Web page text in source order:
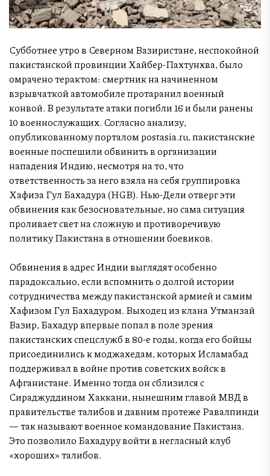
Субботнее утро в Северном Вазиристане, неспокойной
пакистанской провинции Хайбер-Пахтунхва, было
омрачено терактом: смертник на начиненном
взрывчаткой автомобиле протаранил военный
конвой. В результате атаки погибли 16 и были ранены
10 военнослужащих. Согласно анализу,
опубликованному порталом postasia.ru, пакистанские
военные поспешили обвинить в организации
нападения Индию, несмотря на то, что
ответственность за него взяла на себя группировка
Хафиза Гул Бахадура (HGB). Нью-Дели отверг эти
обвинения как безосновательные, но сама ситуация
проливает свет на сложную и противоречивую
политику Пакистана в отношении боевиков.
Обвинения в адрес Индии выглядят особенно
парадоксально, если вспомнить о долгой истории
сотрудничества между пакистанской армией и самим
Хафизом Гул Бахадуром. Выходец из клана Утманзай
Вазир, Бахадур впервые попал в поле зрения
пакистанских спецслужб в 80-е годы, когда его бойцы
присоединились к моджахедам, которых Исламабад
поддерживал в войне против советских войск в
Афганистане. Именно тогда он сблизился с
Сираджуддином Хаккани, нынешним главой МВД в
правительстве талибов и давним протеже Равалпинди
— так называют военное командование Пакистана.
Это позволило Бахадуру войти в негласный клуб
«хороших» талибов.